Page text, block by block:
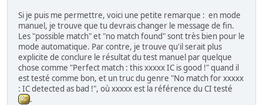
Si je puis me permettre, voici une petite remarque : en mode
manuel, je trouve que tu devrais changer le message de fin.
Les "possible match" et "no match found" sont très bien pour le
mode automatique. Par contre, je trouve qu'il serait plus
explicite de conclure le résultat du test manuel par quelque
chose comme "Perfect match : this xxxxx IC is good !" quand il
est testé comme bon, et un truc du genre "No match for xxxxx
: IC detected as bad !", où xxxxx est la référence du CI testé
.